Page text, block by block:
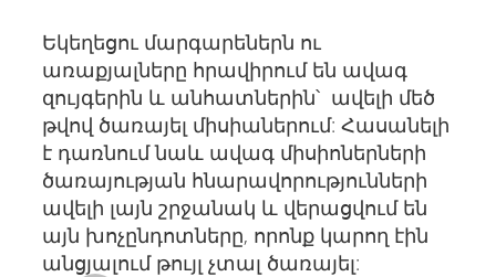
Եկեղեցու մարգարեներն ու
առաքյալները հրավիրում են ավագ
զույգերին և անհատներին՝ ավելի մեծ
թվով ծառայել միսիաներում: Հասանելի
է դառնում նաև ավագ միսիոներների
ծառայության հնարավորությունների
ավելի լայն շրջանակ և վերացվում են
այն խոչընդոտները, որոնք կարող էին
անցյալում թույլ չտալ ծառայել: